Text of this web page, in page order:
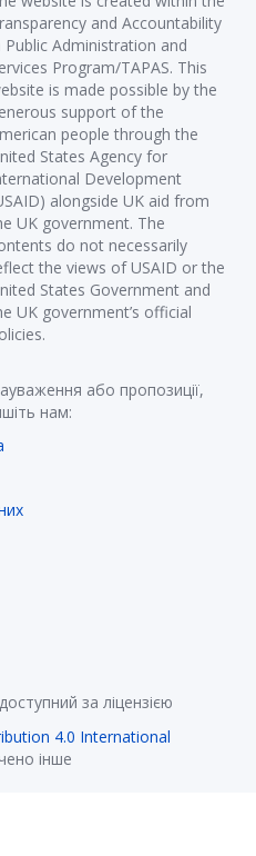
and Accountability
Public Administration and
Program/TAPAS. This
is made possible by the
support of the
people through the
States Agency for
Development
alongside UK aid from
UK government. The
do not necessarily
the views of USAID or the
States Government and
UK government’s official
або пропозиції,
нам:
за ліцензією
4.0 International
інше